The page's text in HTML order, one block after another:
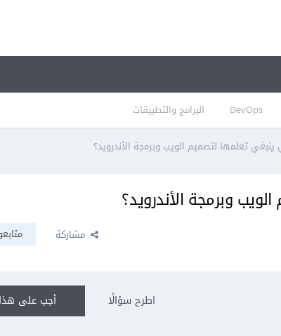
DevOps البرامج والتطبيقات
تعلمها لتصميم الويب وبرمجة الأندرويد؟
وبرمجة الأندرويد؟
مشاركة
أجب على اطرح سؤالًا